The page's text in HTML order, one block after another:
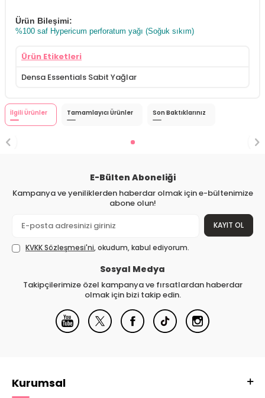
Ürün Bileşimi:
%100 saf Hypericum perforatum yağı (Soğuk sıkım)
Ürün Etiketleri
Densa Essentials Sabit Yağlar
İlgili Ürünler Tamamlayıcı Ürünler Son Baktıklarınız
E-Bülten Aboneliği
Kampanya ve yeniliklerden haberdar olmak için e-bültenimize
abone olun!
KAYIT OL
KVKK Sözleşmesi'ni, okudum, kabul ediyorum.
Sosyal Medya
Takipçilerimize özel kampanya ve fırsatlardan haberdar
olmak için bizi takip edin.
Kurumsal